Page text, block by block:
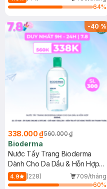
64%
-40%
338.000 ₫560.000 ₫
Bioderma
Nước Tẩy Trang Bioderma
Dành Cho Da Dầu & Hỗn Hợp
500ml
4.9 (228)
709/tháng
60%